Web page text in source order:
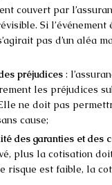
couvert par
Si l’événement
pas d’un aléa
préjudices :
les préjudices
ne doit pas
cause;
des garanties et des
plus la cotisation
risque est faible, la